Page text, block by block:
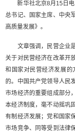
新华社北京8月15日电
总书记、国家主席、中央
高质量发展》。
文章强调，民营企业是
关于对民营经济在改革开
和国家对民营经济发展
的。中国共产党领导人民
市场经济的重要组成部分
本经济制度，毫不动摇巩
有制经济发展；党和国家
市场竞争、同等受到法律